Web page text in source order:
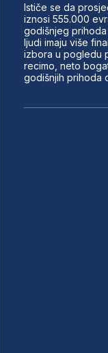
Ističe se da
iznosi 555.000
godišnjeg prihoda
ljudi imaju više
izbora u pogledu
recimo, neto
godišnjih prihoda